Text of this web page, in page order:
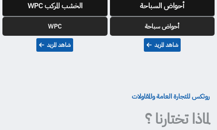
أحواض السباحة
أحواض سباحة
شاهد المزيد
الخشب المركب WPC
WPC
شاهد المزيد
روتكس للتجارة العامة والمقاولات
لماذا تختارنا ؟